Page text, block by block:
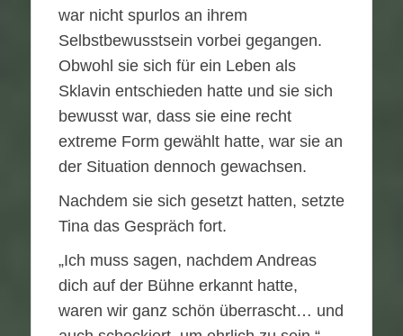
war nicht spurlos an ihrem
Selbstbewusstsein vorbei gegangen.
Obwohl sie sich für ein Leben als
Sklavin entschieden hatte und sie sich
bewusst war, dass sie eine recht
extreme Form gewählt hatte, war sie an
der Situation dennoch gewachsen.
Nachdem sie sich gesetzt hatten, setzte
Tina das Gespräch fort.
„Ich muss sagen, nachdem Andreas
dich auf der Bühne erkannt hatte,
waren wir ganz schön überrascht… und